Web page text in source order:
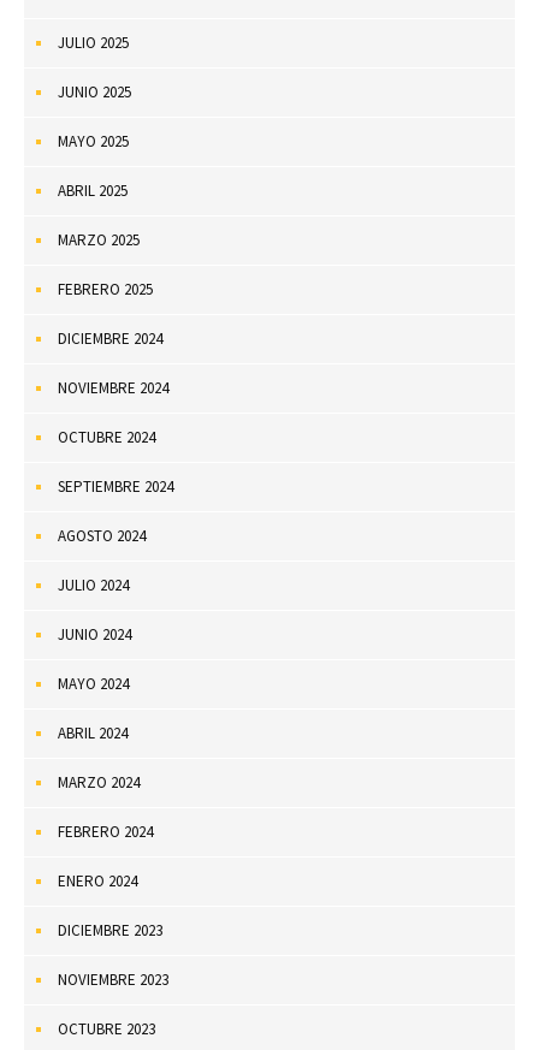
JULIO 2025
JUNIO 2025
MAYO 2025
ABRIL 2025
MARZO 2025
FEBRERO 2025
DICIEMBRE 2024
NOVIEMBRE 2024
OCTUBRE 2024
SEPTIEMBRE 2024
AGOSTO 2024
JULIO 2024
JUNIO 2024
MAYO 2024
ABRIL 2024
MARZO 2024
FEBRERO 2024
ENERO 2024
DICIEMBRE 2023
NOVIEMBRE 2023
OCTUBRE 2023